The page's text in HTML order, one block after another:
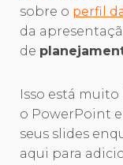
sobre o perfil
da
de
Isso está
o PowerPoint
seus slides
aqui para